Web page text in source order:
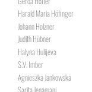
Harald Maria Höfinger
Johann Holzner
Judith Hübner
Halyna Hulijeva
S.V. Imber
Agnieszka Jankowska